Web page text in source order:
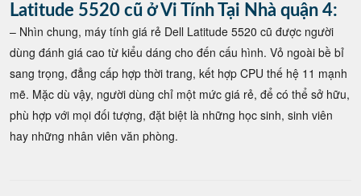
Latitude 5520 cũ ở Vi Tính Tại Nhà quận 4:
– Nhìn chung, máy tính giá rẻ Dell Latitude 5520 cũ được người
dùng đánh giá cao từ kiểu dáng cho đến cấu hình. Vỏ ngoài bề bỉ
sang trọng, đẳng cấp hợp thời trang, kết hợp CPU thế hệ 11 mạnh
mẽ. Mặc dù vậy, người dùng chỉ một mức giá rẻ, để có thể sở hữu,
phù hợp với mọi đối tượng, đặt biệt là những học sinh, sinh viên
hay những nhân viên văn phòng.